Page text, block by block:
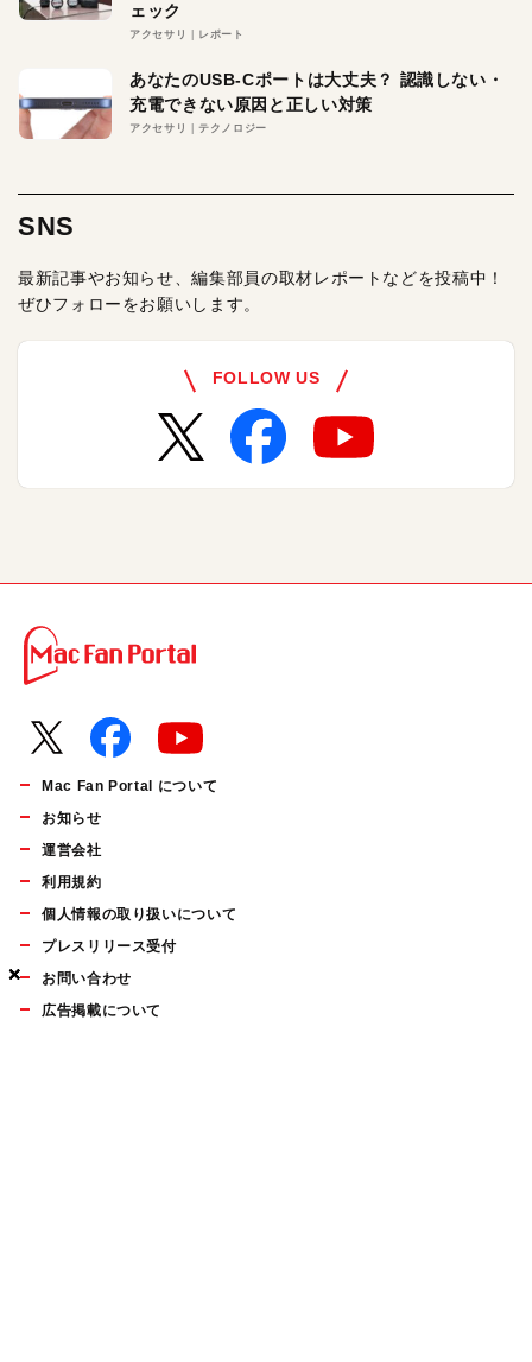
×
×
×
ェック
アクセサリ レポート
あなたのUSB-Cポートは大丈夫？ 認識しない・
充電できない原因と正しい対策
アクセサリ テクノロジー
SNS
最新記事やお知らせ、編集部員の取材レポートなどを投稿中！
ぜひフォローをお願いします。
FOLLOW US
Mac Fan Portal について
お知らせ
運営会社
利用規約
個人情報の取り扱いについて
プレスリリース受付
お問い合わせ
広告掲載について